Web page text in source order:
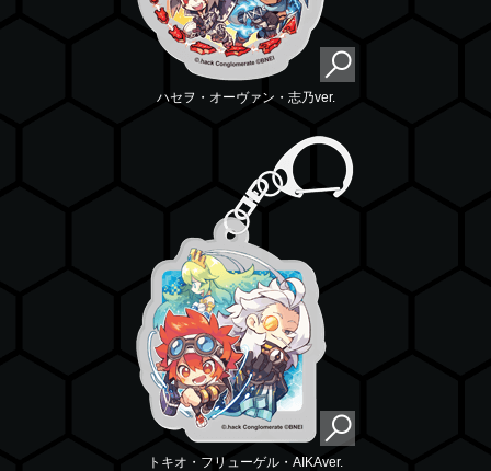
ハセヲ・オーヴァン・志乃ver.
トキオ・フリューゲル・AIKAver.